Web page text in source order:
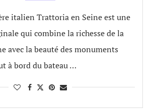
italien Trattoria en Seine est une
qui combine la richesse de la
avec la beauté des monuments
à bord du bateau …